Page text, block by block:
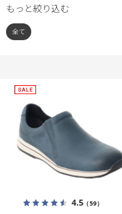
もっと絞り込む
全て
4.5（59）